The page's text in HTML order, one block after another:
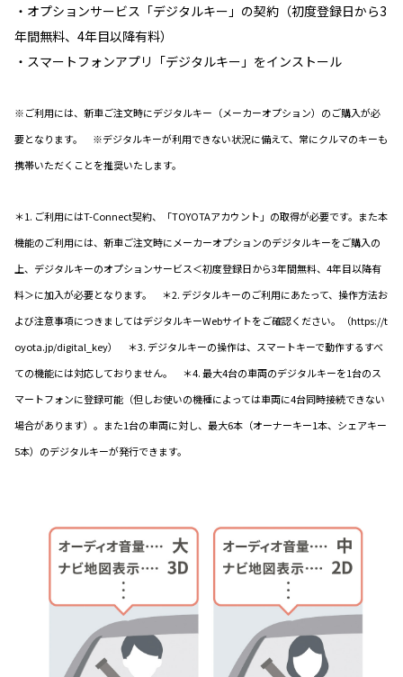
・オプションサービス「デジタルキー」の契約（初度登録日から3
年間無料、4年目以降有料）
・スマートフォンアプリ「デジタルキー」をインストール
※ご利用には、新車ご注文時にデジタルキー（メーカーオプション）のご購入が必
要となります。 ※デジタルキーが利用できない状況に備えて、常にクルマのキーも
携帯いただくことを推奨いたします。
＊1. ご利用にはT-Connect契約、「TOYOTAアカウント」の取得が必要です。また本
機能のご利用には、新車ご注文時にメーカーオプションのデジタルキーをご購入の
上、デジタルキーのオプションサービス＜初度登録日から3年間無料、4年目以降有
料＞に加入が必要となります。 ＊2. デジタルキーのご利用にあたって、操作方法お
よび注意事項につきましてはデジタルキーWebサイトをご確認ください。（https://t
oyota.jp/digital_key） ＊3. デジタルキーの操作は、スマートキーで動作するすべ
ての機能には対応しておりません。 ＊4. 最大4台の車両のデジタルキーを1台のス
マートフォンに登録可能（但しお使いの機種によっては車両に4台同時接続できない
場合があります）。また1台の車両に対し、最大6本（オーナーキー1本、シェアキー
5本）のデジタルキーが発行できます。